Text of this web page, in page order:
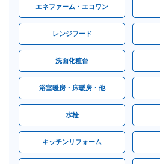
エネファーム・エコワン
レンジフード
洗面化粧台
浴室暖房・床暖房・他
水栓
キッチンリフォーム